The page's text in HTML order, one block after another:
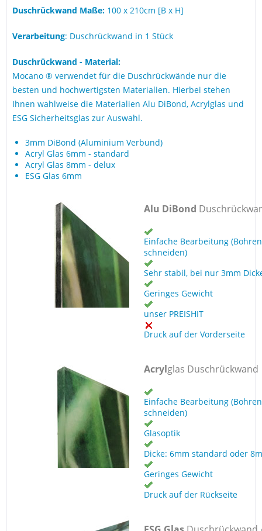
Duschrückwand Maße: 100 x 210cm [B x H]
Verarbeitung: Duschrückwand in 1 Stück
Duschrückwand - Material:
Mocano ® verwendet für die Duschrückwände nur die
besten und hochwertigsten Materialien. Hierbei stehen
Ihnen wahlweise die Materialien Alu DiBond, Acrylglas und
ESG Sicherheitsglas zur Auswahl.
3mm DiBond (Aluminium Verbund)
Acryl Glas 6mm - standard
Acryl Glas 8mm - delux
ESG Glas 6mm
Alu DiBond
Einfache Bearbeitung
schneiden)
Sehr stabil, bei nur 3mm
Geringes Gewicht
unser PREISHIT
Druck auf der Vorderseite
Acrylglas Duschrückwand
Einfache Bearbeitung
schneiden)
Glasoptik
Dicke: 6mm standard oder
Geringes Gewicht
Druck auf der Rückseite